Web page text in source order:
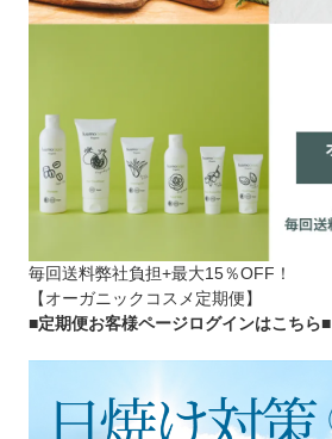
毎回送料弊社負担+最大15％OFF！
【オーガニックコスメ定期便】
■定期便お客様ページログインはこちら■